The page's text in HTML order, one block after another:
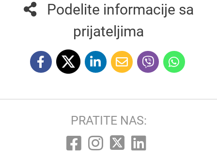
Podelite informacije sa
prijateljima
PRATITE NAS: